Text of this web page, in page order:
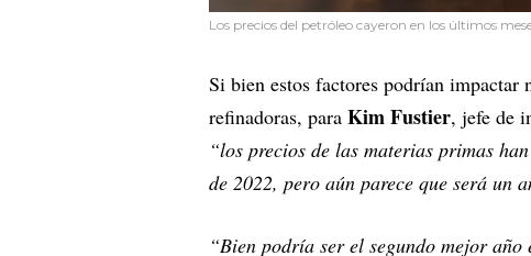
Los precios del petróleo cayeron en los últimos
Si bien estos factores podrían impactar
refinadoras, para Kim Fustier, jefe de
“los precios de las materias primas
de 2022, pero aún parece que será un
“Bien podría ser el segundo mejor